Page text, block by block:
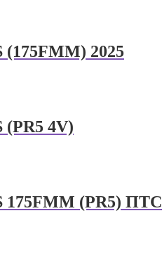
2025
4V)
175FMM (PR5) ПТС